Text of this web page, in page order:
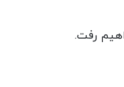
رفت.